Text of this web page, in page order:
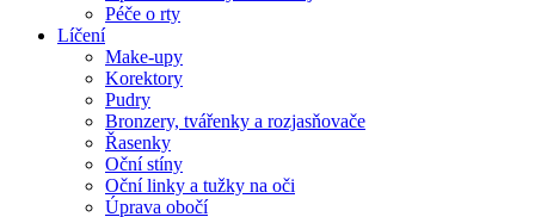
Péče o rty
Líčení
Make-upy
Korektory
Pudry
Bronzery, tvářenky a rozjasňovače
Řasenky
Oční stíny
Oční linky a tužky na oči
Úprava obočí